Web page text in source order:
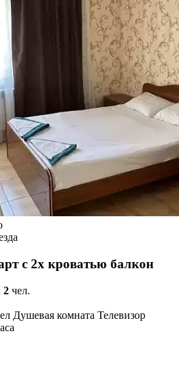
с 2х кроватью балкон
2 чел.
Душевая комната Телевизор